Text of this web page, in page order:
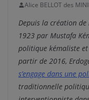
Alice BELLOT des
Depuis la création
1923 par Mustafa
politique kémaliste
partir de 2016,
s’engage dans une
traditionnelle